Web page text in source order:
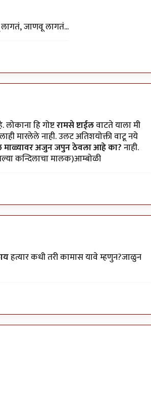
जाणवू लागतं...
हि गोष्टरामसे ष्टाईलवाटते याला मी
मारलेले नाही. उलट अतिशयोक्ती वाटू नये
माळ्यावर अजुन जपुन ठेवला आहे का?नाही.
कन्दिलाचा मालक)आम्बोळी
हत्यार कधी तरी कामास यावे म्हणुन?जाळुन